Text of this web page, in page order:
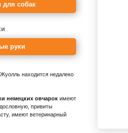
для собак
руки
находится недалеко
немецких овчарок имеют
привиты
имеют ветеринарный